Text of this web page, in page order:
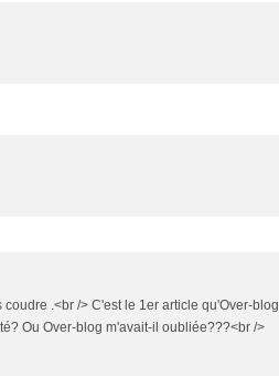
.<br /> C'est le 1er article qu'Over-blog
Ou Over-blog m'avait-il oubliée???<br />